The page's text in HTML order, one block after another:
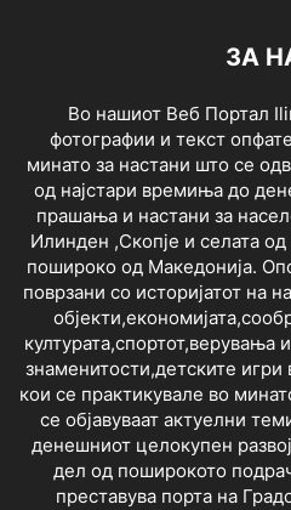
ЗА
Во нашиот Веб Портал
фотографии и текст
минато за настани што се
од најстари времиња до
прашања и настани за
Илинден ,Скопје и селата
пошироко од Македонија.
поврзани со историјатот на
културата,спортот,верувања
знаменитости,детските
кои се практикувале во
се објавуваат актуелни
денешниот целокупен
дел од поширокото
преставува порта на